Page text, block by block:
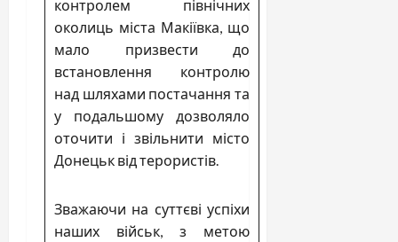
контролем північних
околиць міста Макіївка, що
мало призвести до
встановлення контролю
над шляхами постачання та
у подальшому дозволяло
оточити і звільнити місто
Донецьк від терористів.
Зважаючи на суттєві успіхи
наших військ, з метою